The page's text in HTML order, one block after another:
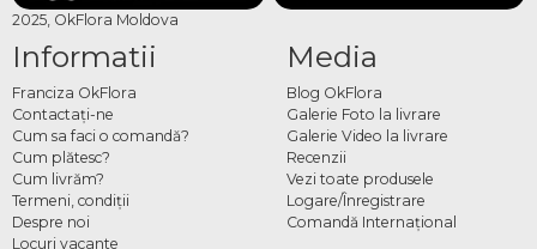
2025, OkFlora Moldova
Informatii
Franciza OkFlora
Contactaţi-ne
Cum sa faci o comandă?
Cum plătesc?
Cum livrăm?
Termeni, condiţii
Despre noi
Locuri vacante
Media
Blog OkFlora
Galerie Foto la livrare
Galerie Video la livrare
Recenzii
Vezi toate produsele
Logare/Înregistrare
Comandă Internațional